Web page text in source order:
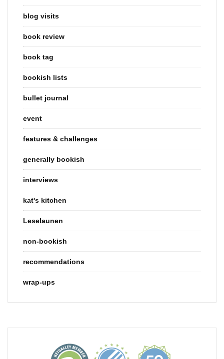
blog visits
book review
book tag
bookish lists
bullet journal
event
features & challenges
generally bookish
interviews
kat's kitchen
Leselaunen
non-bookish
recommendations
wrap-ups